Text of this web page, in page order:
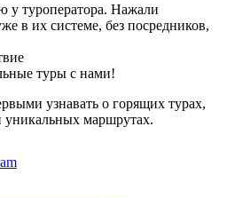
туроператора. Нажали
в их системе, без посредников,
туры с нами!
узнавать о горящих турах,
маршрутах.